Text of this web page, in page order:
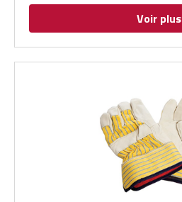
Voir plus